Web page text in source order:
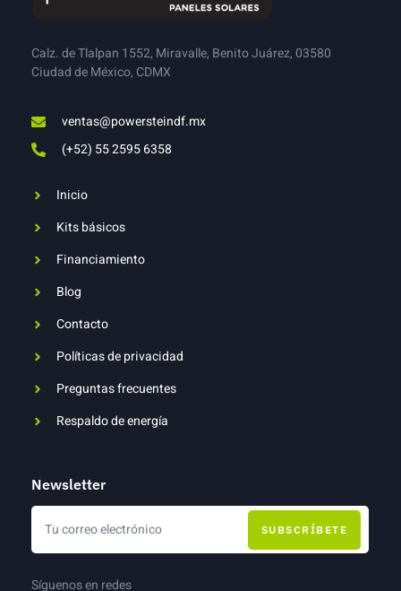
Calz. de Tlalpan 1552, Miravalle, Benito Juárez, 03580
Ciudad de México, CDMX
ventas@powersteindf.mx
(+52) 55 2595 6358
Inicio
Kits básicos
Financiamiento
Blog
Contacto
Políticas de privacidad
Preguntas frecuentes
Respaldo de energía
Newsletter
SUBSCRÍBETE
Síguenos en redes